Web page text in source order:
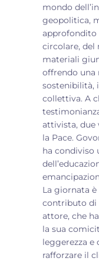
mondo
geopolitica,
approfondito
circolare, del
materiali
offrendo una
sostenibilità,
collettiva. A
attivista, due
la Pace.
ha condiviso
La giornata
contributo di
attore, che
la sua
leggerezza
rafforzare il